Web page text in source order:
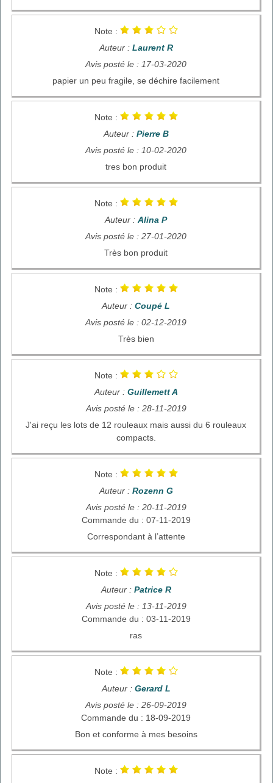
Note :
Auteur : Laurent R
Avis posté le : 17-03-2020
papier un peu fragile, se déchire facilement
Note :
Auteur : Pierre B
Avis posté le : 10-02-2020
tres bon produit
Note :
Auteur : Alina P
Avis posté le : 27-01-2020
Très bon produit
Note :
Auteur : Coupé L
Avis posté le : 02-12-2019
Très bien
Note :
Auteur : Guillemett A
Avis posté le : 28-11-2019
J'ai reçu les lots de 12 rouleaux mais aussi du 6 rouleaux
compacts.
Note :
Auteur : Rozenn G
Avis posté le : 20-11-2019
Commande du : 07-11-2019
Correspondant à l’attente
Note :
Auteur : Patrice R
Avis posté le : 13-11-2019
Commande du : 03-11-2019
ras
Note :
Auteur : Gerard L
Avis posté le : 26-09-2019
Commande du : 18-09-2019
Bon et conforme à mes besoins
Note :